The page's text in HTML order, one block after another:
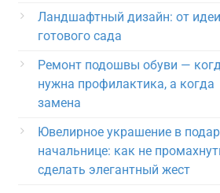
Ландшафтный дизайн: от
готового сада
Ремонт подошвы обуви —
нужна профилактика, а когда
замена
Ювелирное украшение в
начальнице: как не
сделать элегантный жест